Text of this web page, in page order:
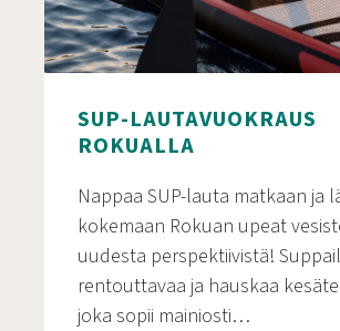
SUP-LAUTAVUOKRAUS
ROKUALLA
Nappaa SUP-lauta matkaan ja
kokemaan Rokuan upeat
uudesta perspektiivistä!
rentouttavaa ja hauskaa
joka sopii mainiosti…